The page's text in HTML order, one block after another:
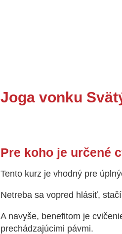
Joga vonku
Pre koho je určené
Tento kurz je vhodný pre
Netreba sa vopred hlásiť,
A navyše, benefitom je
prechádzajúcimi pávmi.